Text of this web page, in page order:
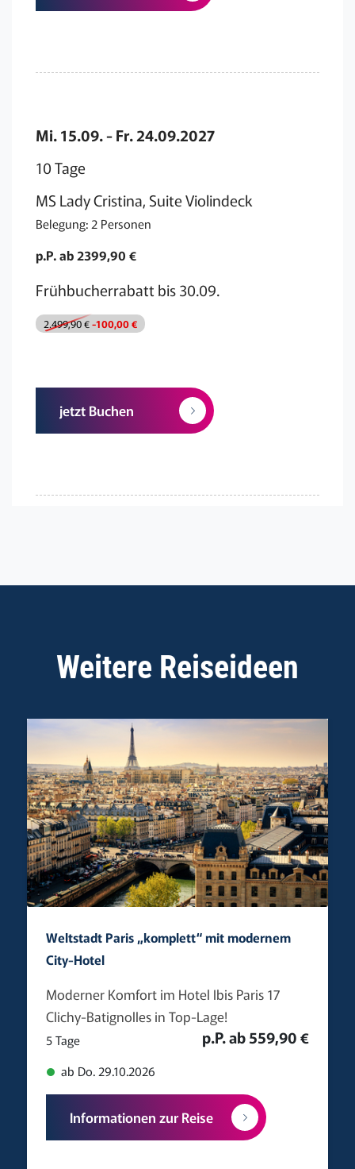
Mi. 15.09. - Fr. 24.09.2027
10 Tage
MS Lady Cristina, Suite Violindeck
Belegung: 2 Personen
p.P. ab 2399,90 €
Frühbucherrabatt bis 30.09.
2.499,90 €-100,00 €
jetzt Buchen
Weitere Reiseideen
Weltstadt Paris „komplett“ mit modernem
City-Hotel
Moderner Komfort im Hotel Ibis Paris 17
Clichy-Batignolles in Top-Lage!
5 Tage
ab Do. 29.10.2026
p.P. ab 559,90 €
Informationen zur Reise